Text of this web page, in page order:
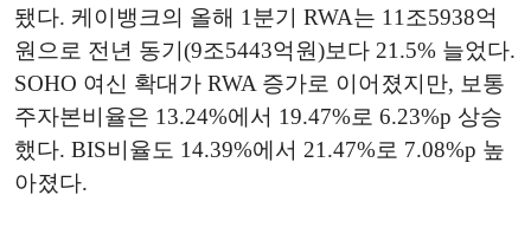
됐다. 케이뱅크의 올해 1분기 RWA는 11조5938억
원으로 전년 동기(9조5443억원)보다 21.5% 늘었다.
SOHO 여신 확대가 RWA 증가로 이어졌지만, 보통
주자본비율은 13.24%에서 19.47%로 6.23%p 상승
했다. BIS비율도 14.39%에서 21.47%로 7.08%p 높
아졌다.